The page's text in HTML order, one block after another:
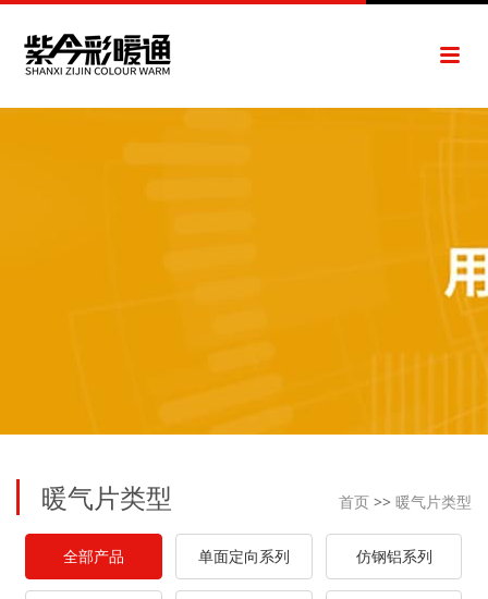
暖气片类型 首页 >> 暖气片类型
全部产品 单面定向系列 仿钢铝系列